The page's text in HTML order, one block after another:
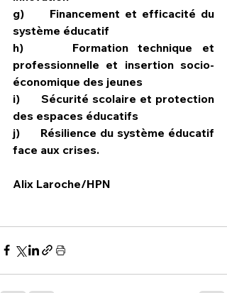
g)     Financement et efficacité du
système éducatif
h)     Formation technique et
professionnelle et insertion socio-
économique des jeunes
i)      Sécurité scolaire et protection
des espaces éducatifs
j)      Résilience du système éducatif
face aux crises.
Alix Laroche/HPN